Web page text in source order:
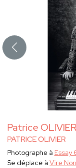
Patrice OLIVIER
PATRICE OLIVIER
Photographe à Essay
Se déplace à Vire